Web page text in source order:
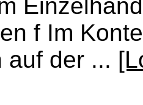
f Im
auf der ...